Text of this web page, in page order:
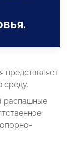
представляет
среду.
распашные